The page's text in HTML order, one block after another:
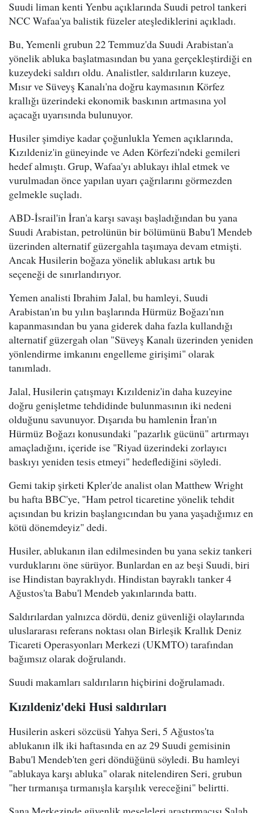
Suudi liman kenti Yenbu açıklarında Suudi petrol tankeri
NCC Wafaa'ya balistik füzeler ateşlediklerini açıkladı.
Bu, Yemenli grubun 22 Temmuz'da Suudi Arabistan'a
yönelik abluka başlatmasından bu yana gerçekleştirdiği en
kuzeydeki saldırı oldu. Analistler, saldırıların kuzeye,
Mısır ve Süveyş Kanalı'na doğru kaymasının Körfez
krallığı üzerindeki ekonomik baskının artmasına yol
açacağı uyarısında bulunuyor.
Husiler şimdiye kadar çoğunlukla Yemen açıklarında,
Kızıldeniz'in güneyinde ve Aden Körfezi'ndeki gemileri
hedef almıştı. Grup, Wafaa'yı ablukayı ihlal etmek ve
vurulmadan önce yapılan uyarı çağrılarını görmezden
gelmekle suçladı.
ABD-İsrail'in İran'a karşı savaşı başladığından bu yana
Suudi Arabistan, petrolünün bir bölümünü Babu'l Mendeb
üzerinden alternatif güzergahla taşımaya devam etmişti.
Ancak Husilerin boğaza yönelik ablukası artık bu
seçeneği de sınırlandırıyor.
Yemen analisti Ibrahim Jalal, bu hamleyi, Suudi
Arabistan'ın bu yılın başlarında Hürmüz Boğazı'nın
kapanmasından bu yana giderek daha fazla kullandığı
alternatif güzergah olan "Süveyş Kanalı üzerinden yeniden
yönlendirme imkanını engelleme girişimi" olarak
tanımladı.
Jalal, Husilerin çatışmayı Kızıldeniz'in daha kuzeyine
doğru genişletme tehdidinde bulunmasının iki nedeni
olduğunu savunuyor. Dışarıda bu hamlenin İran'ın
Hürmüz Boğazı konusundaki "pazarlık gücünü" artırmayı
amaçladığını, içeride ise "Riyad üzerindeki zorlayıcı
baskıyı yeniden tesis etmeyi" hedeflediğini söyledi.
Gemi takip şirketi Kpler'de analist olan Matthew Wright
bu hafta BBC'ye, "Ham petrol ticaretine yönelik tehdit
açısından bu krizin başlangıcından bu yana yaşadığımız en
kötü dönemdeyiz" dedi.
Husiler, ablukanın ilan edilmesinden bu yana sekiz tankeri
vurduklarını öne sürüyor. Bunlardan en az beşi Suudi, biri
ise Hindistan bayraklıydı. Hindistan bayraklı tanker 4
Ağustos'ta Babu'l Mendeb yakınlarında battı.
Saldırılardan yalnızca dördü, deniz güvenliği olaylarında
uluslararası referans noktası olan Birleşik Krallık Deniz
Ticareti Operasyonları Merkezi (UKMTO) tarafından
bağımsız olarak doğrulandı.
Suudi makamları saldırıların hiçbirini doğrulamadı.
Kızıldeniz'deki Husi saldırıları
Husilerin askeri sözcüsü Yahya Seri, 5 Ağustos'ta
ablukanın ilk iki haftasında en az 29 Suudi gemisinin
Babu'l Mendeb'ten geri döndüğünü söyledi. Bu hamleyi
"ablukaya karşı abluka" olarak nitelendiren Seri, grubun
"her tırmanışa tırmanışla karşılık vereceğini" belirtti.